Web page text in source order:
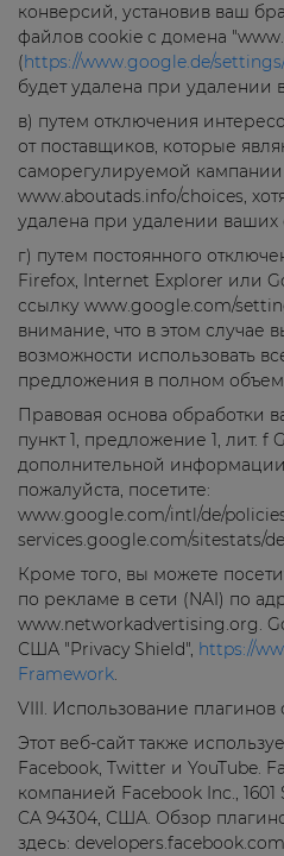
конверсий, установив ваш
файлов cookie с домена
(https://www.google.de/
будет удалена при удалении
в) путем отключения
от поставщиков, которые
саморегулируемой
www.aboutads.info/choices,
удалена при удалении ваших
г) путем постоянного
Firefox, Internet Explorer или
ссылку www.google.com/
внимание, что в этом случае
возможности использовать
предложения в полном
Правовая основа обработки
пункт 1, предложение 1, лит. f
дополнительной
пожалуйста, посетите:
www.google.com/intl/de/
services.google.com/sitestats/
Кроме того, вы можете
по рекламе в сети (NAI) по
www.networkadvertising.org.
США "Privacy Shield", https://
Framework.
VIII. Использование плагинов
Этот веб-сайт также
Facebook, Twitter и YouTube.
компанией Facebook Inc.,
CA 94304, США. Обзор
здесь: